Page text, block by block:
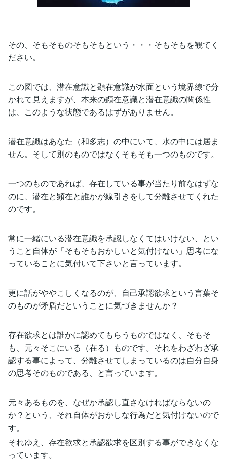
その、そもそものそもそもという・・・そもそもを観てく
ださい。
この図では、潜在意識と顕在意識が水面という境界線で分
かれて見えますが、本来の顕在意識と潜在意識の関係性
は、このような状態であるはずがありません。
潜在意識はあなた（和多志）の中にいて、水の中には居ま
せん。そして別のものではなくそもそも一つのものです。
一つのものであれば、存在している事が当たり前なはずな
のに、潜在と顕在と誰かが線引きをして分離させてくれた
のです。
常に一緒にいる潜在意識を承認しなくてはいけない、とい
うこと自体が「そもそもおかしいと気付けない」思考にな
っていることに気付いて下さいと言っています。
更に話がややこしくなるのが、自己承認欲求という言葉そ
のものが矛盾だということに気づきませんか？
存在欲求とは誰かに認めてもらうものではなく、そもそ
も、元々そこにいる（在る）ものです。それをわざわざ承
認する事によって、分離させてしまっているのは自分自身
の思考そのものである、と言っています。
元々あるものを、なぜか承認し直さなければならないの
か？という、それ自体がおかしな行為だと気付けないので
す。
それゆえ、存在欲求と承認欲求を区別する事ができなくな
っています。